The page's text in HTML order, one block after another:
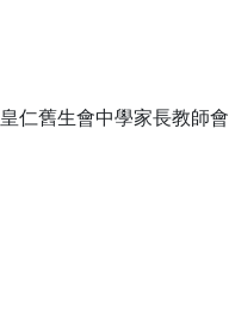
皇仁舊生會中學家長教師會